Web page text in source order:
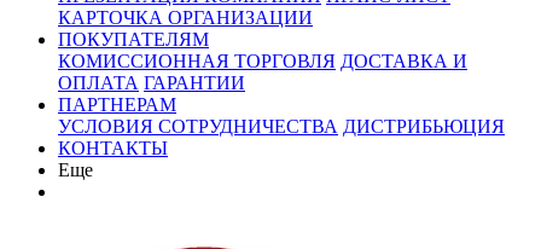
КАРТОЧКА ОРГАНИЗАЦИИ
ПОКУПАТЕЛЯМ
КОМИССИОННАЯ ТОРГОВЛЯ ДОСТАВКА И
ОПЛАТА ГАРАНТИИ
ПАРТНЕРАМ
УСЛОВИЯ СОТРУДНИЧЕСТВА ДИСТРИБЬЮЦИЯ
КОНТАКТЫ
Еще